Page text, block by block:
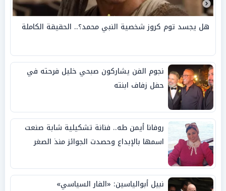
هل يجسد توم كروز شخصية النبي محمد؟.. الحقيقة الكاملة
نجوم الفن يشاركون صبحي خليل فرحته في
حفل زفاف ابنته
روفانا أيمن طه.. فنانة تشكيلية شابة صنعت
اسمها بالإبداع وحصدت الجوائز منذ الصغر
نبيل أبوالياسين: «الفار السياسي»